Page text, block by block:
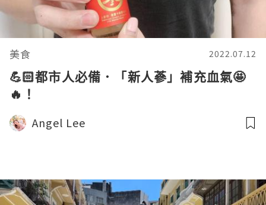
美食 2022.07.12
💪🏻都市人必備．「新人蔘」補充血氣🤩
🔥！
Angel Lee